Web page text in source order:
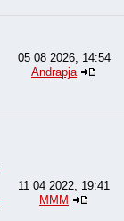
05 08 2026, 14:54
Andrapja
11 04 2022, 19:41
МММ